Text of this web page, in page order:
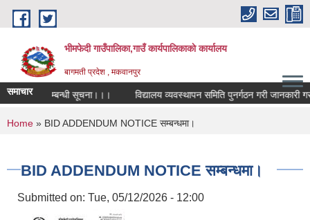
Skip to main content
भीमफेदी गाउँपालिका,गाउँ कार्यपालिकाकाे कार्यालय
बागमती प्रदेश , मकवानपुर
समाचार सम्बन्धी सूचना।।। विद्यालय व्यवस्थापन समिति पुनर्गठन गरी जानकारी
You are here
Home » BID ADDENDUM NOTICE सम्बन्धमा।
BID ADDENDUM NOTICE सम्बन्धमा।
Submitted on: Tue, 05/12/2026 - 12:00